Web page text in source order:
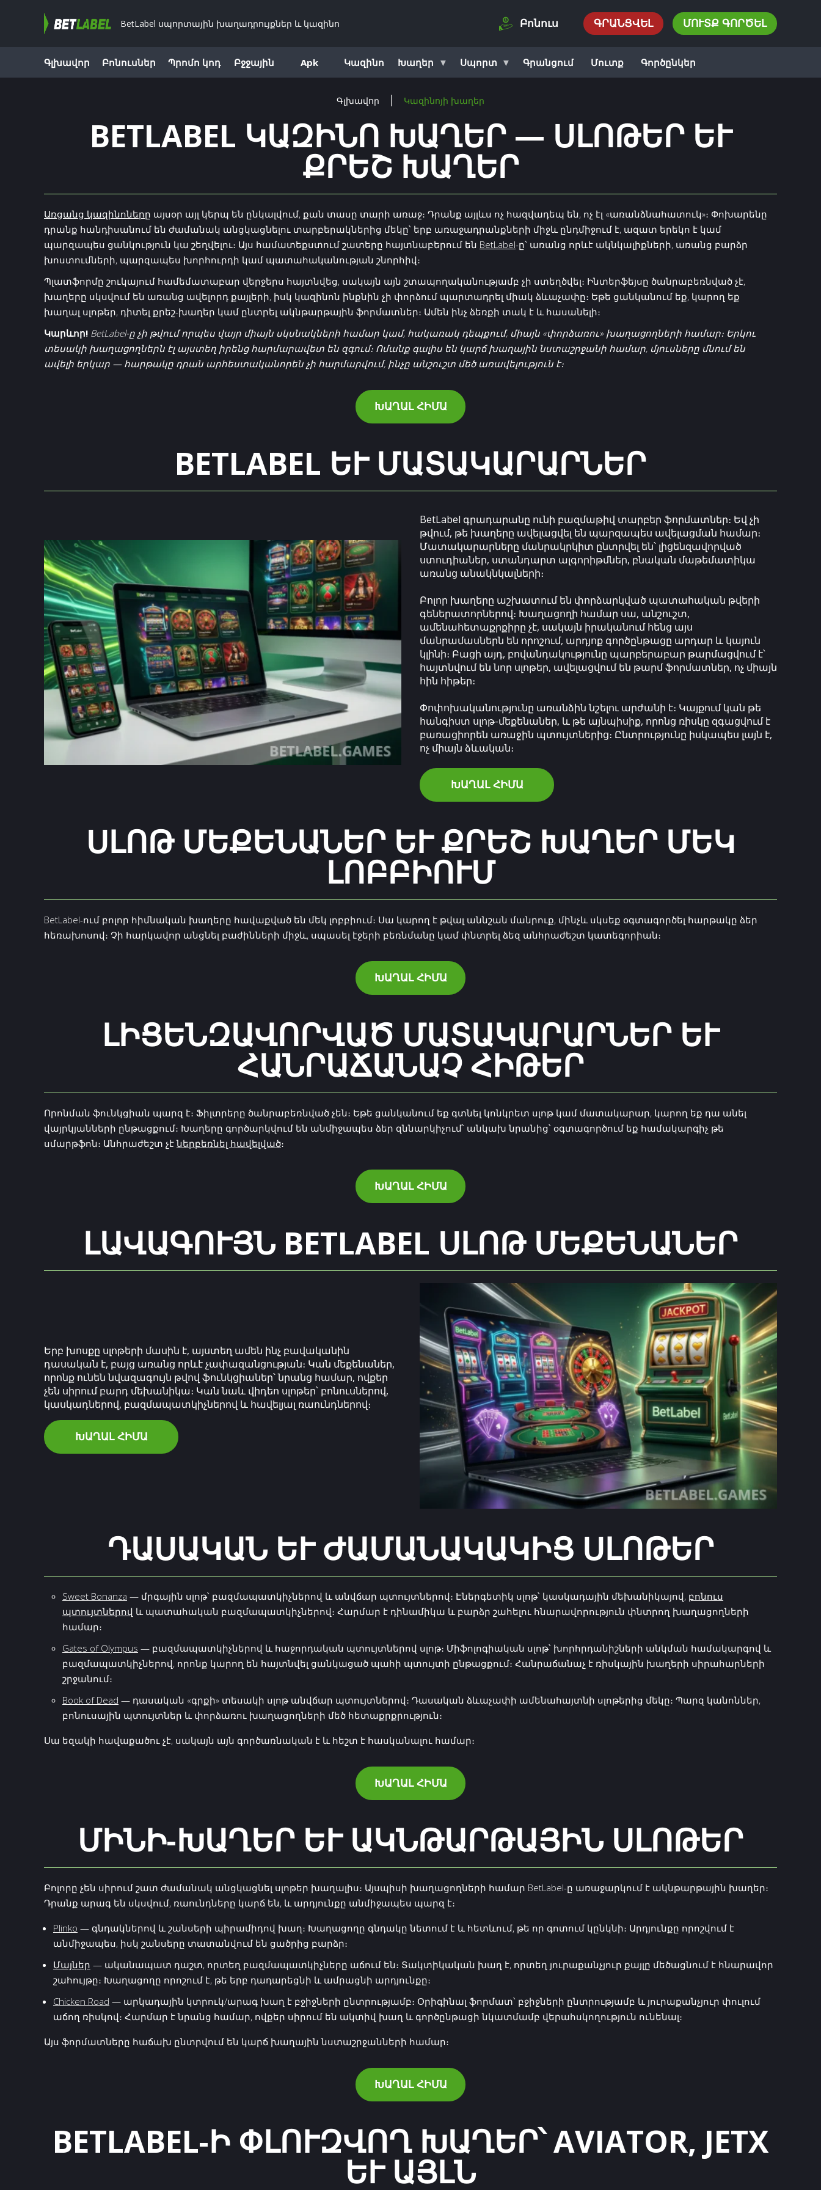
BetLabel սպորտային խաղադրույքներ և կազինո Բոնուս ԳՐԱՆՑՎԵԼ ՄՈՒՏՔ ԳՈՐԾԵԼ
Գլխավոր Բոնուսներ Պրոմո կոդ Բջջային Apk Կազինո Խաղեր Սպորտ Գրանցում Մուտք Գործընկեր
Գլխավոր Կազինոյի խաղեր
BETLABEL ԿԱԶԻՆՈ ԽԱՂԵՐ — ՍԼՈԹԵՐ ԵՒ Ք
ՐԵՇ ԽԱՂԵՐ
Առցանց կազինոները այսօր այլ կերպ են ընկալվում, քան տասը տարի առաջ։ Դրանք այլևս ոչ հազվադեպ են, ոչ էլ «առանձնահատուկ»։ Փոխարենը
դրանք հանդիսանում են ժամանակ անցկացնելու տարբերակներից մեկը՝ երբ առաջադրանքների միջև ընդմիջում է, ազատ երեկո է կամ
պարզապես ցանկություն կա շեղվելու։ Այս համատեքստում շատերը հայտնաբերում են BetLabel-ը՝ առանց որևէ ակնկալիքների, առանց բարձր
խոստումների, պարզապես խորհուրդի կամ պատահականության շնորհիվ։
Պլատֆորմը շուկայում համեմատաբար վերջերս հայտնվեց, սակայն այն շտապողականությամբ չի ստեղծվել։ Ինտերֆեյսը ծանրաբեռնված չէ,
խաղերը սկսվում են առանց ավելորդ քայլերի, իսկ կազինոն ինքնին չի փորձում պարտադրել միակ ձևաչափը։ Եթե ցանկանում եք, կարող եք
խաղալ սլոթեր, դիտել քրեշ-խաղեր կամ ընտրել ակնթարթային ֆորմատներ։ Ամեն ինչ ձեռքի տակ է և հասանելի։
Կարևոր! BetLabel-ը չի թվում որպես վայր միայն սկսնակների համար կամ, հակառակ դեպքում, միայն «փորձառու» խաղացողների համար։ Երկու
տեսակի խաղացողներն էլ այստեղ իրենց հարմարավետ են զգում։ Ոմանք գալիս են կարճ խաղային նստաշրջանի համար, մյուսները մնում են
ավելի երկար — հարթակը դրան արհեստականորեն չի հարմարվում, ինչը անշուշտ մեծ առավելություն է։
ԽԱՂԱԼ ՀԻՄԱ
BETLABEL ԵՒ ՄԱՏԱԿԱՐԱՐՆԵՐ
BetLabel գրադարանը ունի բազմաթիվ տարբեր ֆորմատներ։ Եվ չի
թվում, թե խաղերը ավելացվել են պարզապես ավելացման համար։
Մատակարարները մանրակրկիտ ընտրվել են՝ լիցենզավորված
ստուդիաներ, ստանդարտ ալգորիթմներ, բնական մաթեմատիկա
առանց անակնկալների։
Բոլոր խաղերը աշխատում են փորձարկված պատահական թվերի
գեներատորներով։ Խաղացողի համար սա, անշուշտ,
ամենահետաքրքիրը չէ, սակայն իրականում հենց այս
մանրամասներն են որոշում, արդյոք գործընթացը արդար և կայուն
կլինի։ Բացի այդ, բովանդակությունը պարբերաբար թարմացվում է՝
հայտնվում են նոր սլոթեր, ավելացվում են թարմ ֆորմատներ, ոչ միայն
հին հիթեր։
Փոփոխականությունը առանձին նշելու արժանի է։ Կայքում կան թե
հանգիստ սլոթ-մեքենաներ, և թե այնպիսիք, որոնց ռիսկը զգացվում է
բառացիորեն առաջին պտույտներից։ Ընտրությունը իսկապես լայն է,
ոչ միայն ձևական։
ԽԱՂԱԼ ՀԻՄԱ
ՍԼՈԹ ՄԵՔԵՆԱՆԵՐ ԵՒ ՔՐԵՇ ԽԱՂԵՐ ՄԵԿ Լ
ՈԲԲԻՈՒՄ
BetLabel-ում բոլոր հիմնական խաղերը հավաքված են մեկ լոբբիում։ Սա կարող է թվալ աննշան մանրուք, մինչև սկսեք օգտագործել հարթակը ձեր
հեռախոսով։ Չի հարկավոր անցնել բաժինների միջև, սպասել էջերի բեռնմանը կամ փնտրել ձեզ անհրաժեշտ կատեգորիան։
ԽԱՂԱԼ ՀԻՄԱ
ԼԻՑԵՆԶԱՎՈՐՎԱԾ ՄԱՏԱԿԱՐԱՐՆԵՐ ԵՒ Հ
ԱՆՐԱՃԱՆԱՉ ՀԻԹԵՐ
Որոնման ֆունկցիան պարզ է։ Ֆիլտրերը ծանրաբեռնված չեն։ Եթե ցանկանում եք գտնել կոնկրետ սլոթ կամ մատակարար, կարող եք դա անել
վայրկյանների ընթացքում։ Խաղերը գործարկվում են անմիջապես ձեր զննարկիչում՝ անկախ նրանից՝ օգտագործում եք համակարգիչ թե
սմարթֆոն։ Անհրաժեշտ չէներբեռնել հավելված։
ԽԱՂԱԼ ՀԻՄԱ
ԼԱՎԱԳՈՒՅՆ BETLABEL ՍԼՈԹ ՄԵՔԵՆԱՆԵՐ
Երբ խոսքը սլոթերի մասին է, այստեղ ամեն ինչ բավականին
դասական է, բայց առանց որևէ չափազանցության։ Կան մեքենաներ,
որոնք ունեն նվազագույն թվով ֆունկցիաներ՝ նրանց համար, ովքեր
չեն սիրում բարդ մեխանիկա։ Կան նաև վիդեո սլոթեր՝ բոնուսներով,
կասկադներով, բազմապատկիչներով և հավելյալ ռաունդներով։
ԽԱՂԱԼ ՀԻՄԱ
ԴԱՍԱԿԱՆ ԵՒ ԺԱՄԱՆԱԿԱԿԻՑ ՍԼՈԹԵՐ
Sweet Bonanza — մրգային սլոթ՝ բազմապատկիչներով և անվճար պտույտներով։ Էներգետիկ սլոթ՝ կասկադային մեխանիկայով, բոնուս
պտույտներով և պատահական բազմապատկիչներով։ Հարմար է դինամիկա և բարձր շահելու հնարավորություն փնտրող խաղացողների
համար։
Gates of Olympus — բազմապատկիչներով և հաջորդական պտույտներով սլոթ։ Միֆոլոգիական սլոթ՝ խորհրդանիշների անկման համակարգով և
բազմապատկիչներով, որոնք կարող են հայտնվել ցանկացած պահի պտույտի ընթացքում։ Հանրաճանաչ է ռիսկային խաղերի սիրահարների
շրջանում։
Book of Dead — դասական «գրքի» տեսակի սլոթ անվճար պտույտներով։ Դասական ձևաչափի ամենահայտնի սլոթերից մեկը։ Պարզ կանոններ,
բոնուսային պտույտներ և փորձառու խաղացողների մեծ հետաքրքրություն։
Սա եզակի հավաքածու չէ, սակայն այն գործառնական է և հեշտ է հասկանալու համար։
ԽԱՂԱԼ ՀԻՄԱ
ՄԻՆԻ-ԽԱՂԵՐ ԵՒ ԱԿՆԹԱՐԹԱՅԻՆ ՍԼՈԹԵՐ
Բոլորը չեն սիրում շատ ժամանակ անցկացնել սլոթեր խաղալիս։ Այսպիսի խաղացողների համար BetLabel-ը առաջարկում է ակնթարթային խաղեր։
Դրանք արագ են սկսվում, ռաունդները կարճ են, և արդյունքը անմիջապես պարզ է։
Plinko — գնդակներով և շանսերի պիրամիդով խաղ։ Խաղացողը գնդակը նետում է և հետևում, թե որ գոտում կընկնի։ Արդյունքը որոշվում է
անմիջապես, իսկ շանսերը տատանվում են ցածրից բարձր։
Մայներ — ականապատ դաշտ, որտեղ բազմապատկիչները աճում են։ Տակտիկական խաղ է, որտեղ յուրաքանչյուր քայլը մեծացնում է հնարավոր
շահույթը։ Խաղացողը որոշում է, թե երբ դադարեցնի և ամրացնի արդյունքը։
Chicken Road — արկադային կտրուկ/արագ խաղ է բջիջների ընտրությամբ։ Օրիգինալ ֆորմատ՝ բջիջների ընտրությամբ և յուրաքանչյուր փուլում
աճող ռիսկով։ Հարմար է նրանց համար, ովքեր սիրում են ակտիվ խաղ և գործընթացի նկատմամբ վերահսկողություն ունենալ։
Այս ֆորմատները հաճախ ընտրվում են կարճ խաղային նստաշրջանների համար։
ԽԱՂԱԼ ՀԻՄԱ
BETLABEL-Ի ՓԼՈՒԶՎՈՂ ԽԱՂԵՐ՝ AVIATOR, JETX
ԵՒ ԱՅԼՆ